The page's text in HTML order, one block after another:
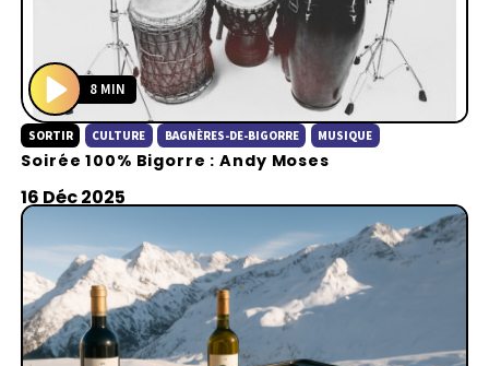
P
l
a
y
8 MIN
SORTIR CULTURE BAGNÈRES-DE-BIGORRE MUSIQUE
Soirée 100% Bigorre : Andy Moses
16 Déc 2025